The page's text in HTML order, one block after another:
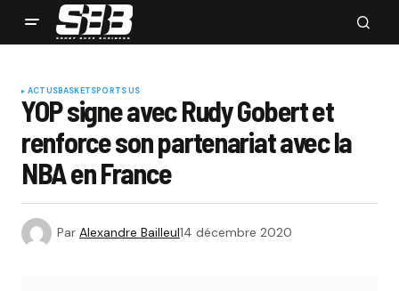
ACTUSBASKETSPORTS US
YOP signe avec Rudy Gobert et
renforce son partenariat avec la
NBA en France
Par Alexandre Bailleul14 décembre 2020